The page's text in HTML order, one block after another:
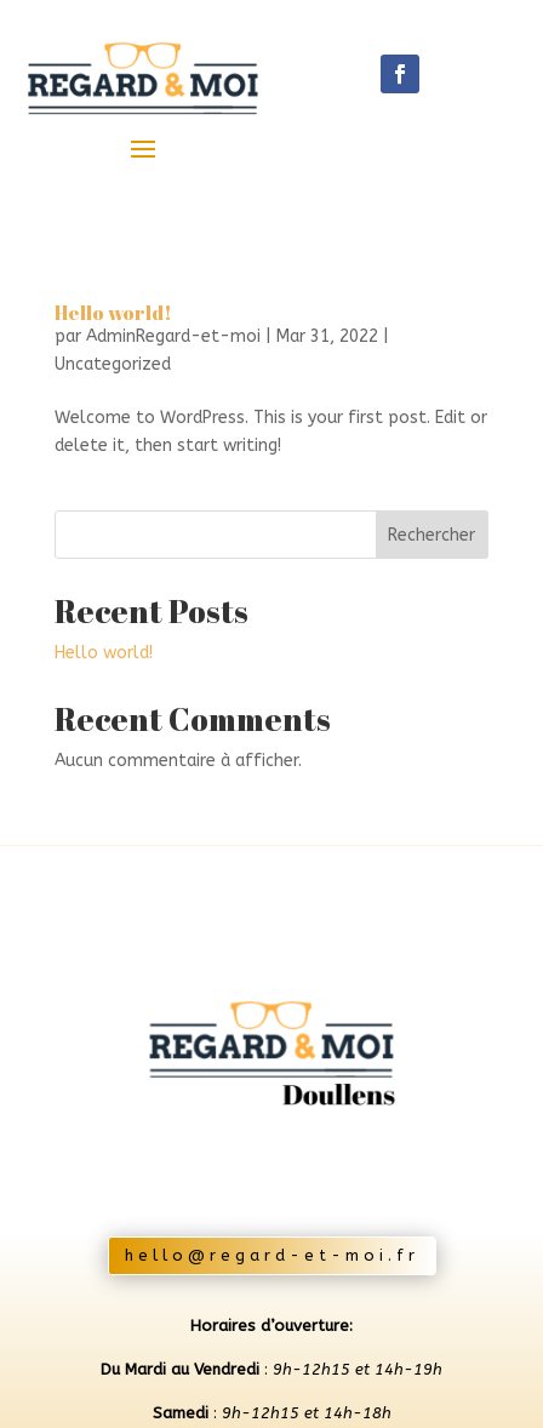
Hello world!
par AdminRegard-et-moi Mar 31, 2022
Uncategorized
Welcome to WordPress. This is your first post. Edit or
delete it, then start writing!
Rechercher
Recent Posts
Hello world!
Recent Comments
Aucun commentaire à afficher.
hello@regard-et-moi.fr
Horaires d’ouverture:
Du Mardi au Vendredi : 9h-12h15 et 14h-19h
Samedi: 9h-12h15 et 14h-18h